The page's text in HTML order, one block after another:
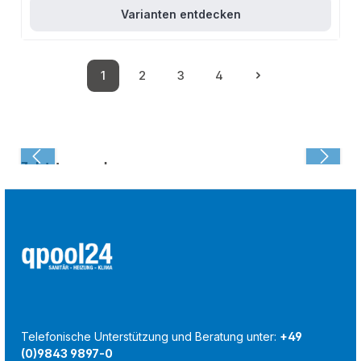
Varianten entdecken
Seite
1
Seite
2
Seite
3
Seite
4
Zuletzt angesehen:
Telefonische Unterstützung und Beratung unter: +49
(0)9843 9897-0